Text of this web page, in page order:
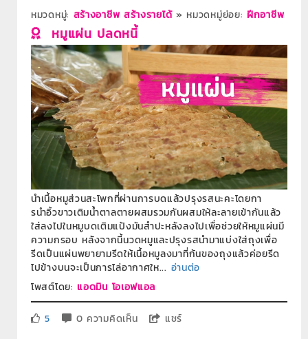
หมวดหมู่: สร้างอาชีพ สร้างรายได้» หมวดหมู่ย่อย: ฝีกอาชีพ
หมูแผ่น ปลดหนี้
นำเนื้อหมูส่วนสะโพกที่ผ่านการบดแล้วปรุงรสนะคะโดยกา
รนำอิ้วขาวเติมน้ำตาลตายผสมรวมกันผสมให้ละลายเข้ากันแล้ว
ใส่ลงไปในหมูบดเติมแป้งมันสำปะหลังลงไปเพื่อช่วยให้หมูแผ่นมี
ความกรอบ หลังจากนี้นวดหมูและปรุงรสนำมาแบ่งใส่ถุงเพื่อ
รีดเป็นแผ่นพยายามรีดให้เนื้อหมูลงมาที่ก้นของถุงแล้วค่อยรีด
ไปข้างบนจะเป็นการไล่อากาศให... อ่านต่อ
โพสต์โดย:แอดมิน โอเอฟแอล
5 0 ความคิดเห็น แชร์